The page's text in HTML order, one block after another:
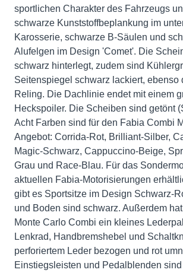
sportlichen Charakter des Fahrzeugs
schwarze Kunststoffbeplankung im
Karosserie, schwarze B-Säulen und
Alufelgen im Design 'Comet'. Die
schwarz hinterlegt, zudem sind
Seitenspiegel schwarz lackiert, ebenso
Reling. Die Dachlinie endet mit einem
Heckspoiler. Die Scheiben sind getönt
Acht Farben sind für den Fabia Combi
Angebot: Corrida-Rot, Brilliant-Silber,
Magic-Schwarz, Cappuccino-Beige,
Grau und Race-Blau. Für das
aktuellen Fabia-Motorisierungen
gibt es Sportsitze im Design Schwarz-
und Boden sind schwarz. Außerdem
Monte Carlo Combi ein kleines
Lenkrad, Handbremshebel und
perforiertem Leder bezogen und rot
Einstiegsleisten und Pedalblenden